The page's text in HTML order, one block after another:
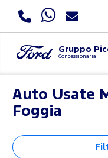
Gruppo
Concessionaria
Auto Usate
Foggia